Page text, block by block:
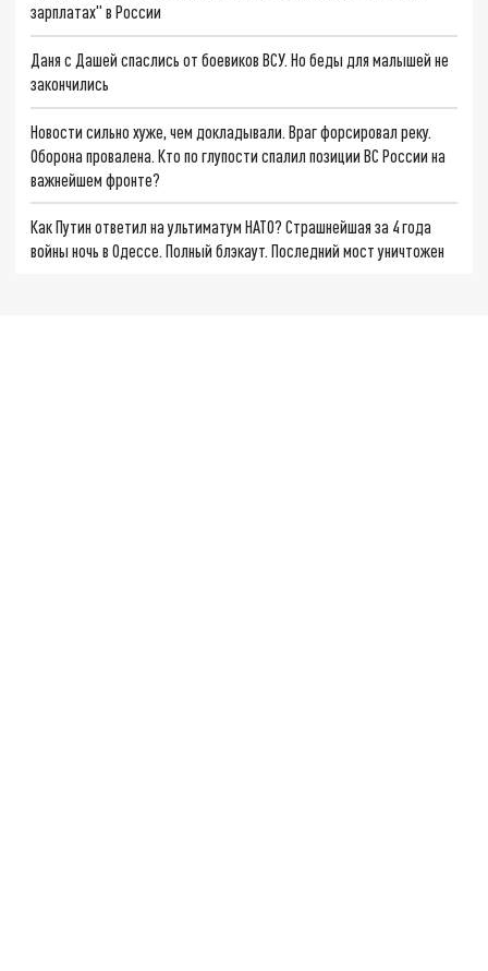
зарплатах" в России
Даня с Дашей спаслись от боевиков ВСУ. Но беды для малышей не
закончились
Новости сильно хуже, чем докладывали. Враг форсировал реку.
Оборона провалена. Кто по глупости спалил позиции ВС России на
важнейшем фронте?
Как Путин ответил на ультиматум НАТО? Страшнейшая за 4 года
войны ночь в Одессе. Полный блэкаут. Последний мост уничтожен